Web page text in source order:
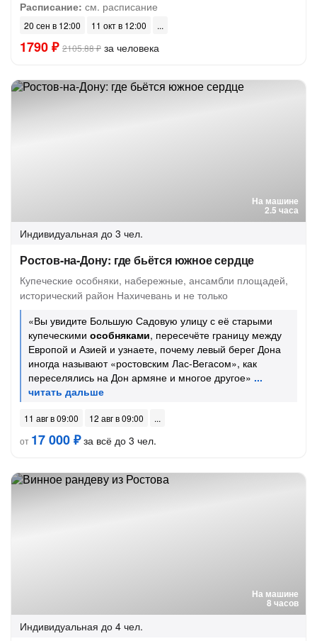
Расписание: см. расписание
20 сен в 12:00 11 окт в 12:00
1790 ₽ 2105.88 ₽ за человека
На машине
2.5 часа
Индивидуальная до 3 чел.
Ростов-на-Дону: где бьётся южное сердце
Купеческие особняки, набережные, ансамбли площадей,
исторический район Нахичевань и не только
«Вы увидите Большую Садовую улицу с её старыми
купеческими особняками, пересечёте границу между
Европой и Азией и узнаете, почему левый берег Дона
иногда называют «ростовским Лас-Вегасом», как
переселялись на Дон армяне и многое другое»
11 авг в 09:00
12 авг в 09:00
от 17 000 ₽за всё до 3 чел.
На машине
8 часов
Индивидуальная до 4 чел.